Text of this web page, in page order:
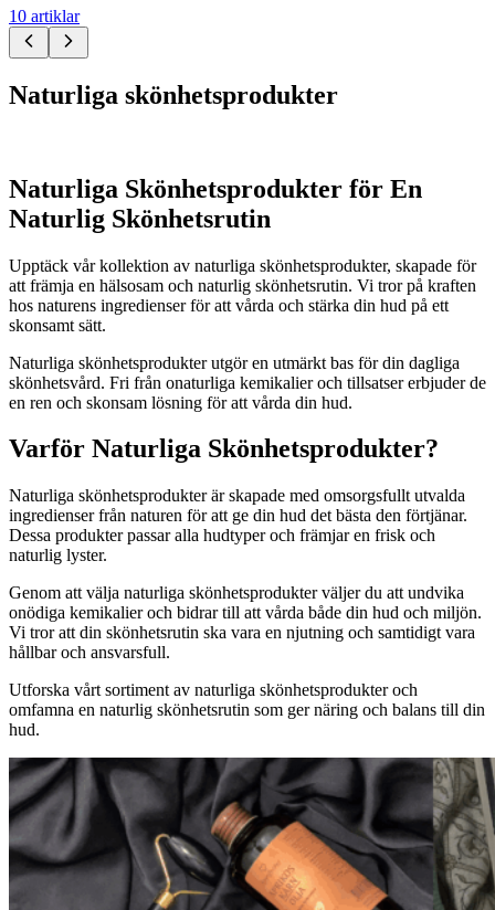
10 artiklar
Naturliga skönhetsprodukter
Naturliga Skönhetsprodukter för En
Naturlig Skönhetsrutin
Upptäck vår kollektion av naturliga skönhetsprodukter, skapade för
att främja en hälsosam och naturlig skönhetsrutin. Vi tror på kraften
hos naturens ingredienser för att vårda och stärka din hud på ett
skonsamt sätt.
Naturliga skönhetsprodukter utgör en utmärkt bas för din dagliga
skönhetsvård. Fri från onaturliga kemikalier och tillsatser erbjuder de
en ren och skonsam lösning för att vårda din hud.
Varför Naturliga Skönhetsprodukter?
Naturliga skönhetsprodukter är skapade med omsorgsfullt utvalda
ingredienser från naturen för att ge din hud det bästa den förtjänar.
Dessa produkter passar alla hudtyper och främjar en frisk och
naturlig lyster.
Genom att välja naturliga skönhetsprodukter väljer du att undvika
onödiga kemikalier och bidrar till att vårda både din hud och miljön.
Vi tror att din skönhetsrutin ska vara en njutning och samtidigt vara
hållbar och ansvarsfull.
Utforska vårt sortiment av naturliga skönhetsprodukter och
omfamna en naturlig skönhetsrutin som ger näring och balans till din
hud.